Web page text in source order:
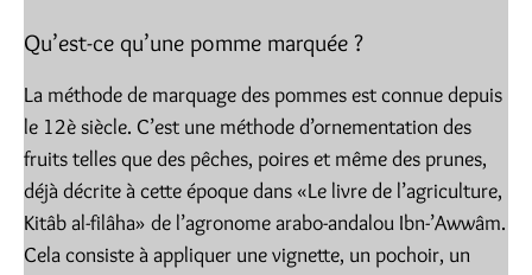
Qu’est-ce qu’une pomme marquée ?
La méthode de marquage des pommes est connue depuis
le 12è siècle. C’est une méthode d’ornementation des
fruits telles que des pêches, poires et même des prunes,
déjà décrite à cette époque dans «Le livre de l’agriculture,
Kitâb al-filâha» de l’agronome arabo-andalou Ibn-’Awwâm.
Cela consiste à appliquer une vignette, un pochoir, un